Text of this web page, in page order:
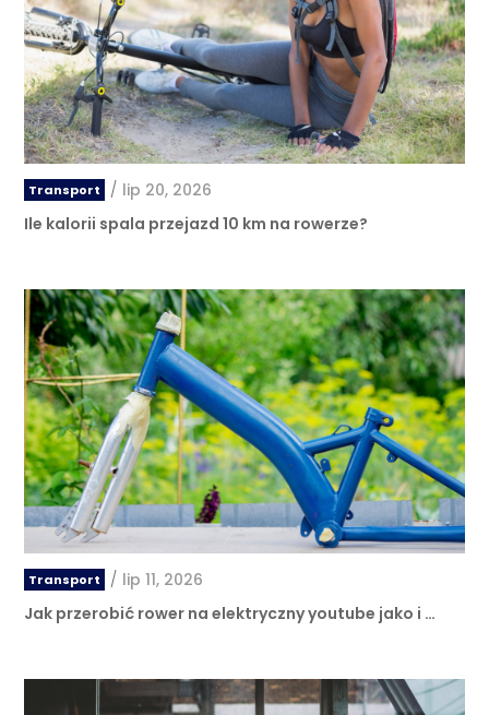
Transport / lip 20, 2026
Ile kalorii spala przejazd 10 km na rowerze?
Transport / lip 11, 2026
Jak przerobić rower na elektryczny youtube jako i …